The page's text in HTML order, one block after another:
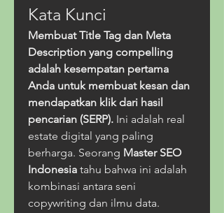
Kata Kunci
Membuat Title Tag dan Meta
Description yang compelling
adalah kesempatan pertama
Anda untuk membuat kesan dan
mendapatkan klik dari hasil
pencarian (SERP). Ini adalah real
estate digital yang paling
berharga. Seorang Master SEO
Indonesia tahu bahwa ini adalah
kombinasi antara seni
copywriting dan ilmu data.